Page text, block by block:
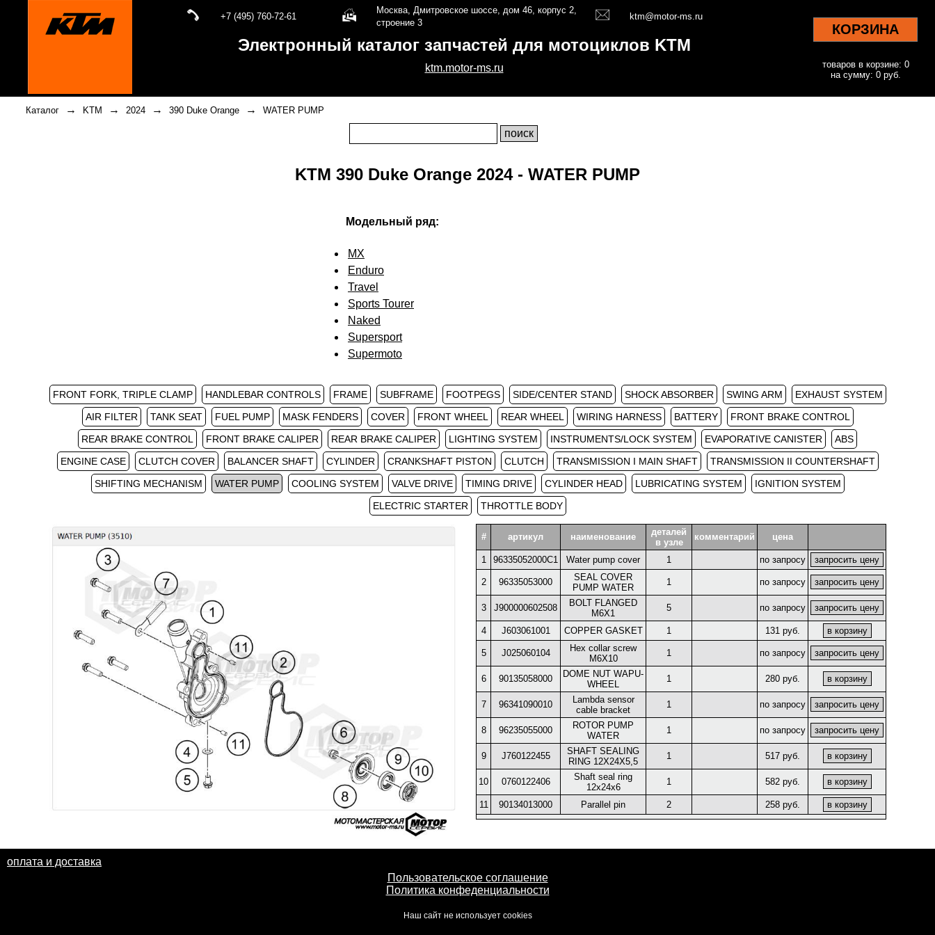
+7 (495) 760-72-61
Москва, Дмитровское шоссе, дом 46, корпус 2,
строение 3
ktm@motor-ms.ru
Электронный каталог запчастей для мотоциклов KTM
ktm.motor-ms.ru
КОРЗИНА
товаров в корзине: 0
на сумму: 0 руб.
Каталог → KTM → 2024 → 390 Duke Orange → WATER PUMP
KTM 390 Duke Orange 2024 - WATER PUMP
Модельный ряд:
MX
Enduro
Travel
Sports Tourer
Naked
Supersport
Supermoto
FRONT FORK, TRIPLE CLAMP HANDLEBAR CONTROLS FRAME SUBFRAME FOOTPEGS SIDE/CENTER STAND SHOCK ABSORBER SWING ARM
EXHAUST SYSTEM
AIR FILTER
TANK SEAT FUEL PUMP MASK FENDERS COVER FRONT WHEEL REAR WHEEL WIRING HARNESS BATTERY
FRONT BRAKE CONTROL
REAR BRAKE CONTROL
FRONT BRAKE CALIPER REAR BRAKE CALIPER LIGHTING SYSTEM INSTRUMENTS/LOCK SYSTEM EVAPORATIVE CANISTER
ABS
ENGINE CASE
CLUTCH COVER BALANCER SHAFT CYLINDER CRANKSHAFT PISTON CLUTCH TRANSMISSION I MAIN SHAFT
TRANSMISSION II COUNTERSHAFT
SHIFTING MECHANISM
WATER PUMP COOLING SYSTEM VALVE DRIVE TIMING DRIVE CYLINDER HEAD LUBRICATING SYSTEM
IGNITION SYSTEM
ELECTRIC STARTER
THROTTLE BODY
# артикул наименование
деталей
в узле
комментарий цена
1 96335052000C1 Water pump cover 1 по запросу
2 96335053000
SEAL COVER
PUMP WATER
1 по запросу
3 J900000602508
BOLT FLANGED
M6X1
5 по запросу
4 J603061001 COPPER GASKET 1 131 руб.
5 J025060104
Hex collar screw
M6X10
1 по запросу
6 90135058000
DOME NUT WAPU-
WHEEL
1 280 руб.
7 96341090010
Lambda sensor
cable bracket
1 по запросу
8 96235055000
ROTOR PUMP
WATER
1 по запросу
9 J760122455
SHAFT SEALING
RING 12X24X5,5
1 517 руб.
10 0760122406
Shaft seal ring
12x24x6
1 582 руб.
11 90134013000 Parallel pin 2 258 руб.
оплата и доставка
Пользовательское соглашение
Политика конфеденциальности
Наш сайт не использует cookies